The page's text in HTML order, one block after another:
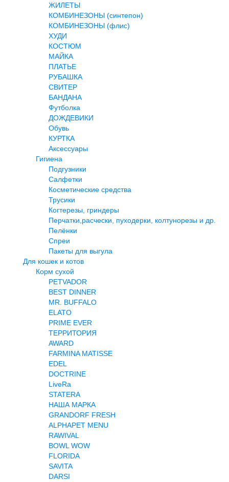
ЖИЛЕТЫ
КОМБИНЕЗОНЫ (синтепон)
КОМБИНЕЗОНЫ (флис)
ХУДИ
КОСТЮМ
МАЙКА
ПЛАТЬЕ
РУБАШКА
СВИТЕР
БАНДАНА
Футболка
ДОЖДЕВИКИ
Обувь
КУРТКА
Аксессуары
Гигиена
Подгузники
Салфетки
Косметические средства
Трусики
Когтерезы, гриндеры
Перчатки,расчески, пуходерки, колтунорезы и др.
Пелёнки
Спреи
Пакеты для выгула
Для кошек и котов
Корм сухой
PETVADOR
BEST DINNER
MR. BUFFALO
ELATO
PRIME EVER
ТЕРРИТОРИЯ
AWARD
FARMINA MATISSE
EDEL
DOCTRINE
LiveRa
STATERA
НАША МАРКА
GRANDORF FRESH
ALPHAPET MENU
RAWIVAL
BOWL WOW
FLORIDA
SAVITA
DARSI